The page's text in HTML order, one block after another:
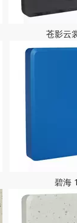
苍影云
碧海